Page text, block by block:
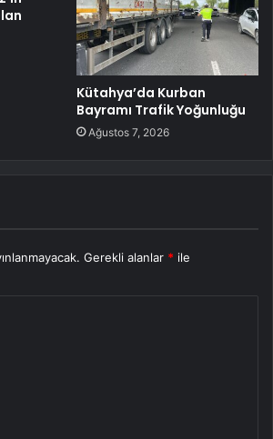
Kütahya’da Kurban
Bayramı Trafik Yoğunluğu
Ağustos 7, 2026
Gerekli alanlar * ile